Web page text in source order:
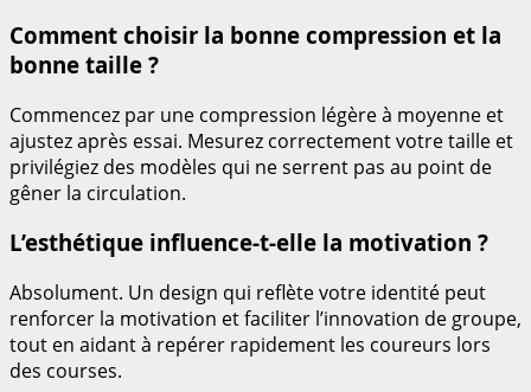
Comment choisir la bonne compression et la
bonne taille ?
Commencez par une compression légère à moyenne et
ajustez après essai. Mesurez correctement votre taille et
privilégiez des modèles qui ne serrent pas au point de
gêner la circulation.
L’esthétique influence-t-elle la motivation ?
Absolument. Un design qui reflète votre identité peut
renforcer la motivation et faciliter l’innovation de groupe,
tout en aidant à repérer rapidement les coureurs lors
des courses.